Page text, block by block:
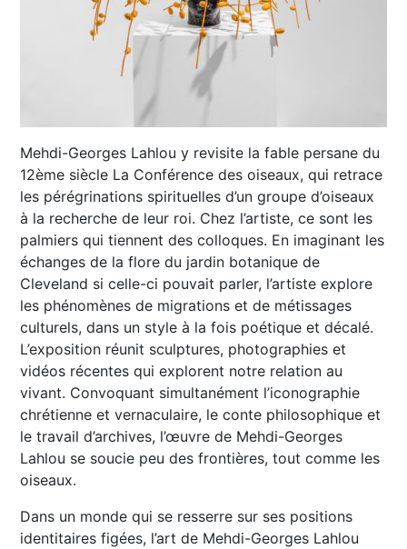
Mehdi-Georges Lahlou y revisite la fable persane du
12ème siècle La Conférence des oiseaux, qui retrace
les pérégrinations spirituelles d’un groupe d’oiseaux
à la recherche de leur roi. Chez l’artiste, ce sont les
palmiers qui tiennent des colloques. En imaginant les
échanges de la flore du jardin botanique de
Cleveland si celle-ci pouvait parler, l’artiste explore
les phénomènes de migrations et de métissages
culturels, dans un style à la fois poétique et décalé.
L’exposition réunit sculptures, photographies et
vidéos récentes qui explorent notre relation au
vivant. Convoquant simultanément l’iconographie
chrétienne et vernaculaire, le conte philosophique et
le travail d’archives, l’œuvre de Mehdi-Georges
Lahlou se soucie peu des frontières, tout comme les
oiseaux.
Dans un monde qui se resserre sur ses positions
identitaires figées, l’art de Mehdi-Georges Lahlou